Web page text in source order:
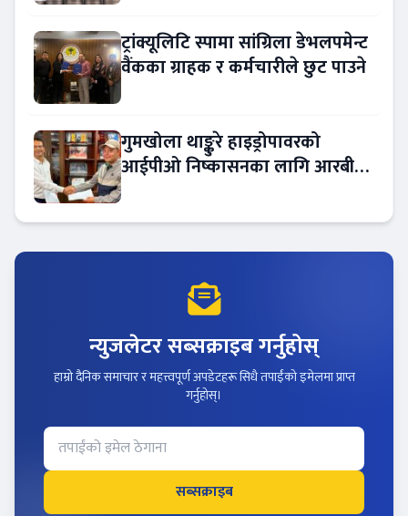
ट्रांक्यूलिटि स्पामा सांग्रिला डेभलपमेन्ट
वैंकका ग्राहक र कर्मचारीले छुट पाउने
गुमखोला थाङ्कुरे हाइड्रोपावरको
आईपीओ निष्कासनका लागि आरबीबी
न्युजलेटर सब्सक्राइब गर्नुहोस्
हाम्रो दैनिक समाचार र महत्त्वपूर्ण अपडेटहरू सिधै तपाईंको इमेलमा प्राप्त
गर्नुहोस्।
सब्सक्राइब